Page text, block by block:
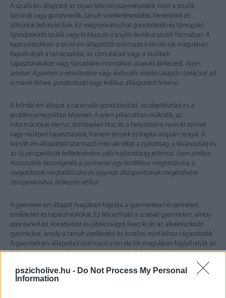
pszicholive.hu - Do Not Process My Personal
Information
A szülői én-állapotot az olyan tekintélyszemélyektől, mint a szülők,
tanárok vagy gondviselők, tanult viselkedésmódok, hiedelmek és
attitűdök befolyásolják. Ez megnyilvánulhat gondoskodó és támogató
(gondoskodó szülő) vagy kritikus és irányító (kritikus szülő) formában. A
kapcsolatokban a szülő én-állapotból származó interakciók magukban
foglalhatják a tanácsadást, az útmutatást vagy a múltbeli
tapasztalatokon vagy társadalmi normákon alapuló ítélkezést. Ilyen
amikor: A partner a neveltetése vagy kulturális értékei alapján tanácsot ad
a másik félnek, gondoskodó vagy kritikus álláspontot felvéve.
A felnőtt én-állapot a racionális gondolkodást, az objektivitást és a
problémamegoldást képviseli. A jelen pillanatban működik, az
információkat elemzi, döntéseket hoz, és a helyzetekre nem érzelmek
vagy múltbeli tapasztalatok, hanem tények és logika alapján reagál. A
felnőtt én-állapotból származó interakciókat a nyitottság, a kíváncsiság és
az új perspektívák felfedezésére való hajlandóság jellemzi. Ilyen amikor:
Konstruktív beszélgetés a partnerrel egy konfliktus megoldására, a
megoldások megtalálására és egymás álláspontjának megértésére
összpontosítva, ítélkezés nélkül.
A gyermeki én-állapot magában foglalja a gyermekkori érzelmeket,
emlékeket és tapasztalatokat. Ez felosztható a szabad gyermekre, amely
spontaneitást, kreativitást és játékosságot fejez ki, és az alkalmazkodó
gyermekre, amely a tanult viselkedési és érzelmi mintákhoz ragaszkodik.
A gyermek én-állapotból származó interakciók magukban foglalhatják az
öröm, az izgalom, a félelem vagy a sebezhetőség kifejezését.Ilyen amikor:
végzése a partnerrel, hogy elősegítsék az érzelmi kötődést és a
spontaneitást a kapcsolatban.